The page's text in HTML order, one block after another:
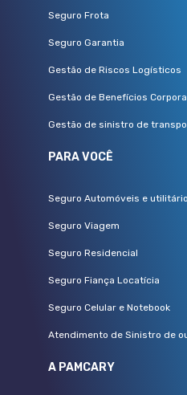
Seguro Frota
Seguro Garantia
Gestão de Riscos Logísticos
Gestão de Benefícios
Gestão de sinistro de
PARA VOCÊ
Seguro Automóveis e
Seguro Viagem
Seguro Residencial
Seguro Fiança Locatícia
Seguro Celular e Notebook
Atendimento de Sinistro de
A PAMCARY